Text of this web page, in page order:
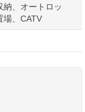
納、オートロッ
場、CATV